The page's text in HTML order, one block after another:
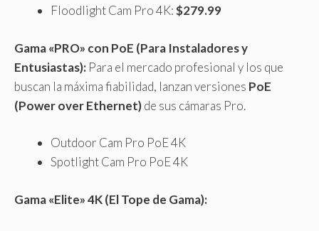
Floodlight Cam Pro 4K:$279.99
Gama «PRO» con PoE (Para Instaladores y
Entusiastas): Para el mercado profesional y los que
buscan la máxima fiabilidad, lanzan versiones PoE
(Power over Ethernet)de sus cámaras Pro.
Outdoor Cam Pro PoE 4K
Spotlight Cam Pro PoE 4K
Gama «Elite» 4K (El Tope de Gama):